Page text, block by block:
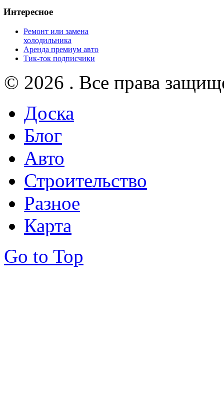
Интересное
Ремонт или замена
холодильника
Аренда премиум авто
Тик-ток подписчики
© 2026 . Все права
Доска
Блог
Авто
Строительство
Разное
Карта
Go to Top